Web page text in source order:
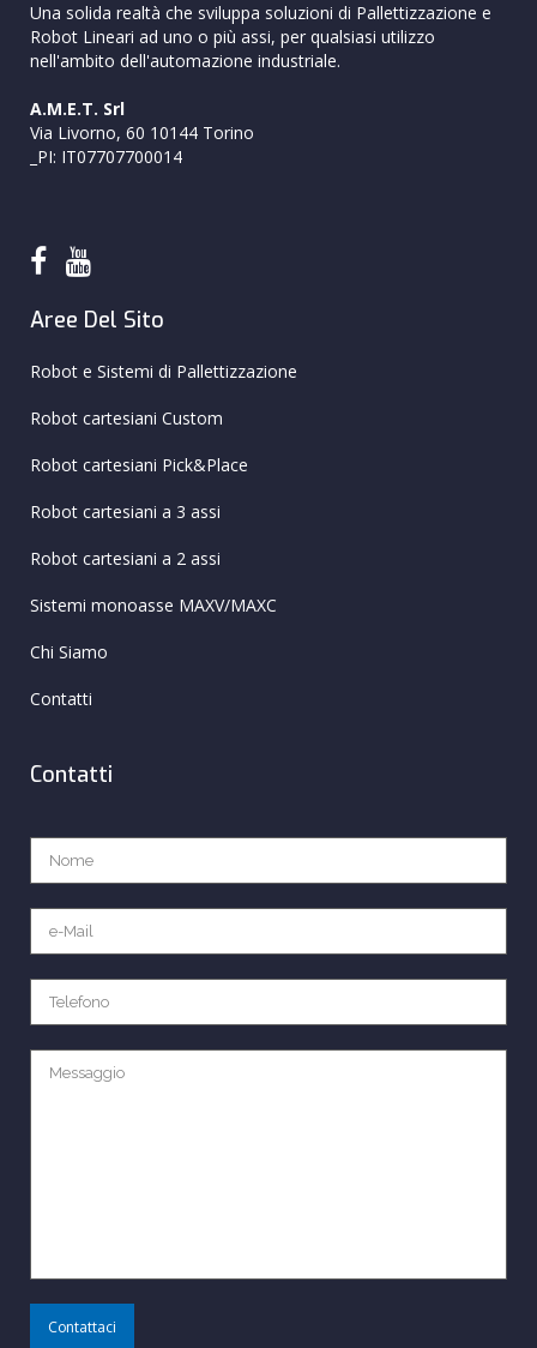
Una solida realtà che sviluppa soluzioni di Pallettizzazione e
Robot Lineari ad uno o più assi, per qualsiasi utilizzo
nell'ambito dell'automazione industriale.
A.M.E.T. Srl
Via Livorno, 60 10144 Torino
_PI: IT07707700014
Aree Del Sito
Robot e Sistemi di Pallettizzazione
Robot cartesiani Custom
Robot cartesiani Pick&Place
Robot cartesiani a 3 assi
Robot cartesiani a 2 assi
Sistemi monoasse MAXV/MAXC
Chi Siamo
Contatti
Contatti